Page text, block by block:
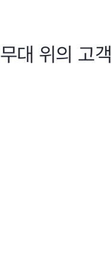
무대 위의 고객